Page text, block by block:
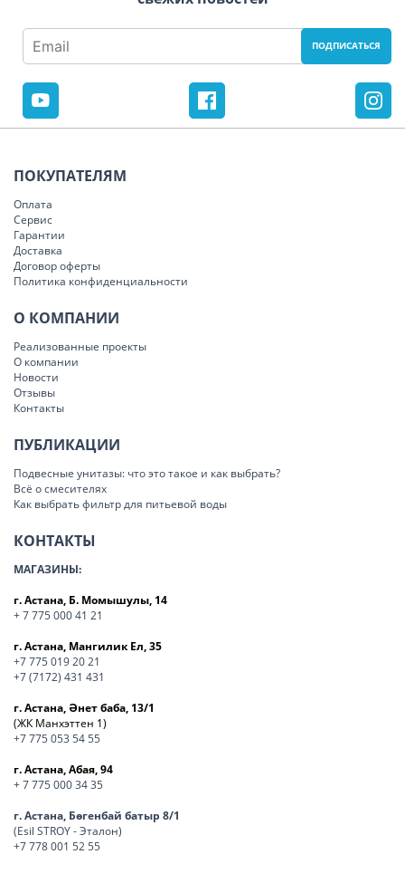
ПОКУПАТЕЛЯМ
Оплата
Сервис
Гарантии
Доставка
Договор оферты
Политика конфиденциальности
О КОМПАНИИ
Реализованные проекты
О компании
Новости
Отзывы
Контакты
ПУБЛИКАЦИИ
Подвесные унитазы: что это такое и как выбрать?
Всё о смесителях
Как выбрать фильтр для питьевой воды
КОНТАКТЫ
МАГАЗИНЫ:
г. Астана, Б. Момышулы, 14
+ 7 775 000 41 21
г. Астана, Мангилик Ел, 35
+7 775 019 20 21
+7 (7172) 431 431
г. Астана, Әнет баба, 13/1
(ЖК Манхэттен 1)
+7 775 053 54 55
г. Астана, Абая, 94
+ 7 775 000 34 35
г. Астана, Бөгенбай батыр 8/1
(Esil STROY - Эталон)
+7 778 001 52 55